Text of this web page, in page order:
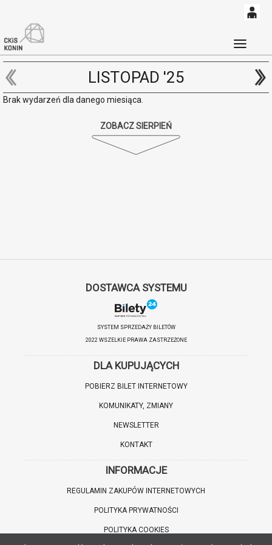
0,00
PLN LISTOPAD '25
Brak wydarzeń dla danego miesiąca.
ZOBACZ SIERPIEŃ
DOSTAWCA SYSTEMU
SYSTEM SPRZEDAŻY BILETÓW
2022 WSZELKIE PRAWA ZASTRZEŻONE
DLA KUPUJĄCYCH
POBIERZ BILET INTERNETOWY
KOMUNIKATY, ZMIANY
NEWSLETTER
KONTAKT
INFORMACJE
REGULAMIN ZAKUPÓW INTERNETOWYCH
POLITYKA PRYWATNOŚCI
POLITYKA COOKIES